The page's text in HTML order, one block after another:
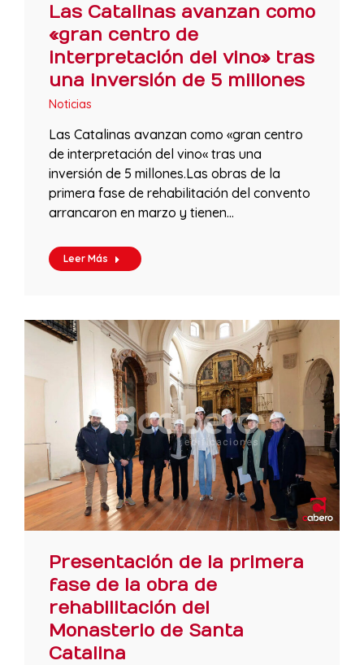
Las Catalinas avanzan como
«gran centro de
interpretación del vino» tras
una inversión de 5 millones
Noticias
Las Catalinas avanzan como «gran centro
de interpretación del vino« tras una
inversión de 5 millones.Las obras de la
primera fase de rehabilitación del convento
arrancaron en marzo y tienen…
Leer Más
Presentación de la primera
fase de la obra de
rehabilitación del
Monasterio de Santa
Catalina